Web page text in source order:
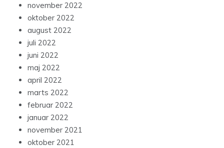
november 2022
oktober 2022
august 2022
juli 2022
juni 2022
maj 2022
april 2022
marts 2022
februar 2022
januar 2022
november 2021
oktober 2021